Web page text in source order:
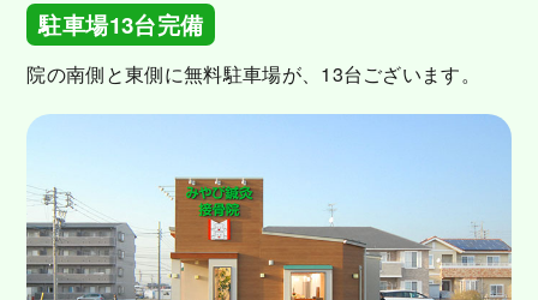
駐車場13台完備
院の南側と東側に無料駐車場が、13台ございます。